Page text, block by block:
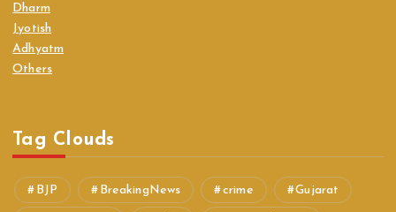
Dharm
Jyotish
Adhyatm
Others
Tag Clouds
BJP BreakingNews crime Gujarat